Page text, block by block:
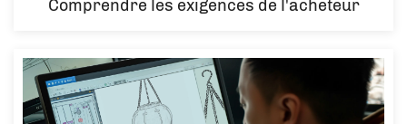
Comprendre les exigences de l'acheteur